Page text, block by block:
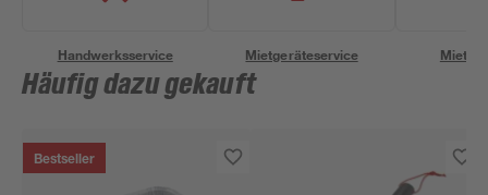
Handwerksservice Mietgeräteservice
Häufig dazu gekauft
Bestseller